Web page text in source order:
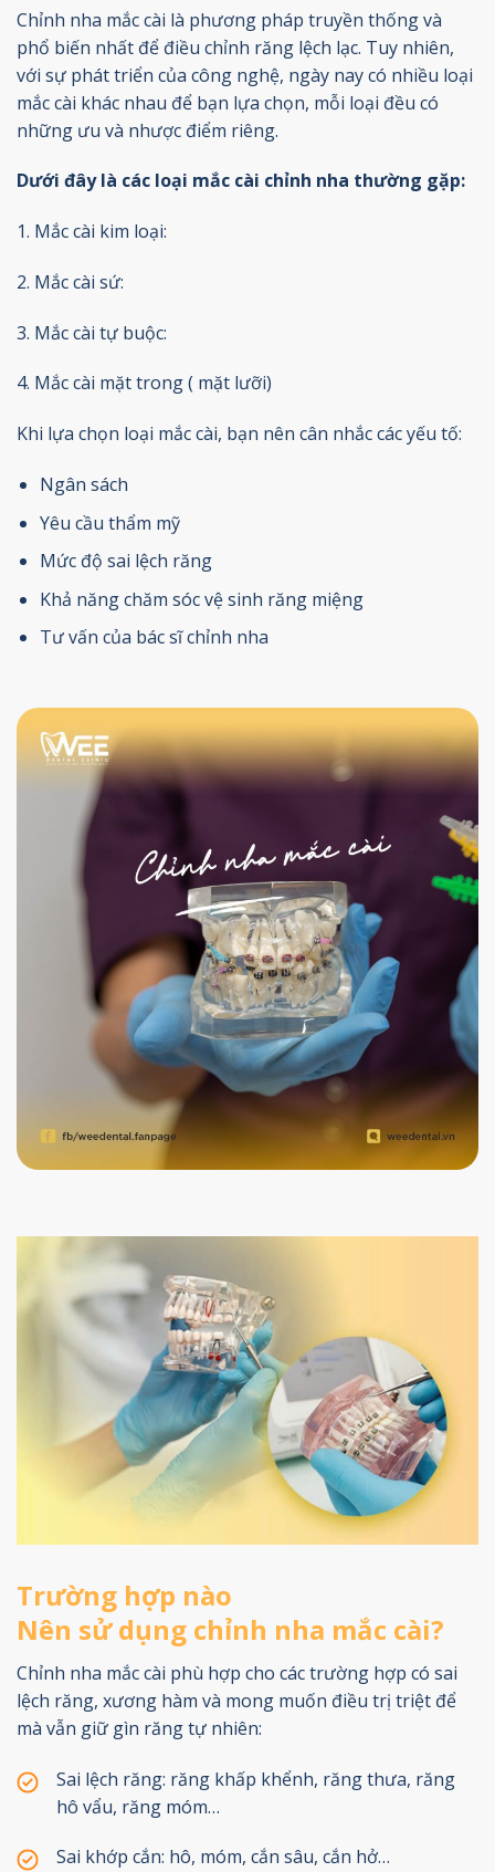
Chỉnh nha mắc cài là phương pháp truyền thống và
phổ biến nhất để điều chỉnh răng lệch lạc. Tuy nhiên,
với sự phát triển của công nghệ, ngày nay có nhiều loại
mắc cài khác nhau để bạn lựa chọn, mỗi loại đều có
những ưu và nhược điểm riêng.
Dưới đây là các loại mắc cài chỉnh nha thường gặp:
1. Mắc cài kim loại:
2. Mắc cài sứ:
3. Mắc cài tự buộc:
4. Mắc cài mặt trong ( mặt lưỡi)
Khi lựa chọn loại mắc cài, bạn nên cân nhắc các yếu tố:
Ngân sách
Yêu cầu thẩm mỹ
Mức độ sai lệch răng
Khả năng chăm sóc vệ sinh răng miệng
Tư vấn của bác sĩ chỉnh nha
Trường hợp nào
Nên sử dụng chỉnh nha mắc cài?
Chỉnh nha mắc cài phù hợp cho các trường hợp có sai
lệch răng, xương hàm và mong muốn điều trị triệt để
mà vẫn giữ gìn răng tự nhiên:
Sai lệch răng: răng khấp khểnh, răng thưa, răng
hô vẩu, răng móm…
Sai khớp cắn: hô, móm, cắn sâu, cắn hở…